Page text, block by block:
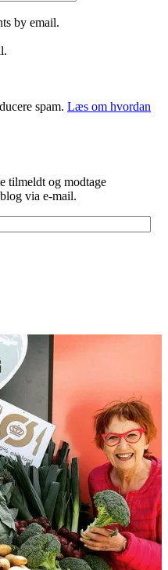
by email.
spam. Læs om hvordan
tilmeldt og modtage
via e-mail.